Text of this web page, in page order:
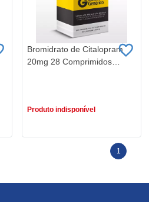
Bromidrato de Citalopram
20mg 28 Comprimidos
Produto indisponível
1